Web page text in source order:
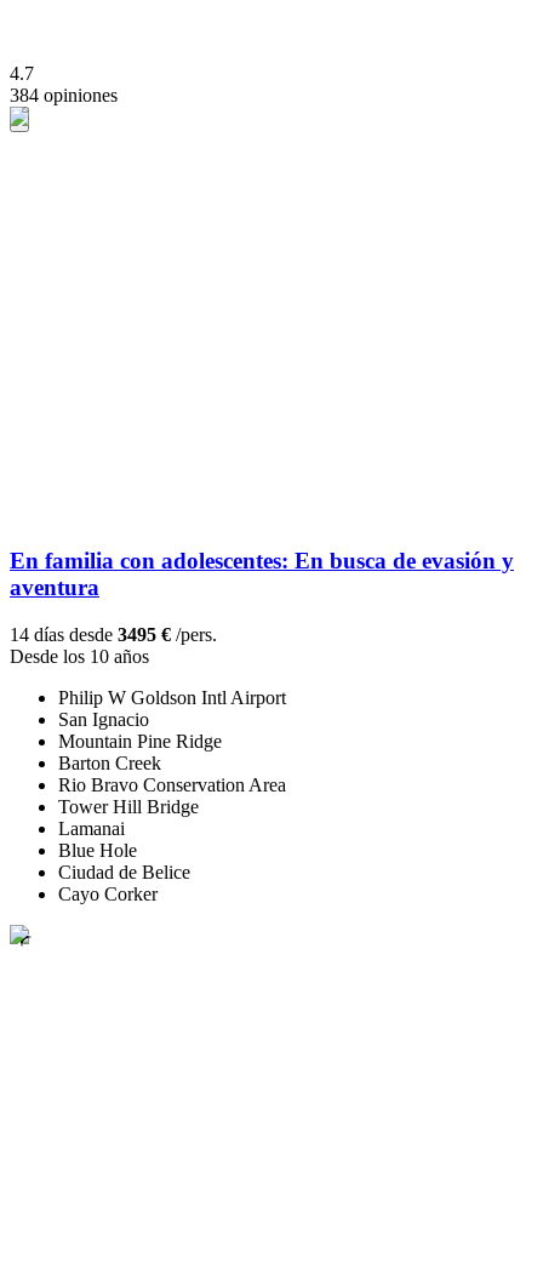
4.7
384 opiniones
En familia con adolescentes: En busca de evasión y
aventura
14 días desde 3495 € /pers.
Desde los 10 años
Philip W Goldson Intl Airport
San Ignacio
Mountain Pine Ridge
Barton Creek
Rio Bravo Conservation Area
Tower Hill Bridge
Lamanai
Blue Hole
Ciudad de Belice
Cayo Corker